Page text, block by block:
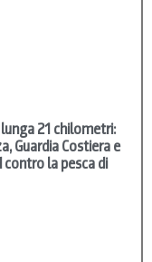
21 chilometri:
Guardia Costiera e
contro la pesca di